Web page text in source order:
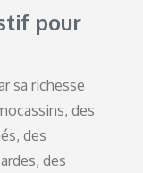
pour
sa richesse
des
des
des